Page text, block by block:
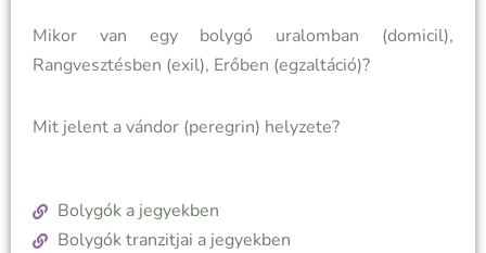
Mikor van egy bolygó uralomban (domicil),
Rangvesztésben (exil), Erőben (egzaltáció)?
Mit jelent a vándor (peregrin) helyzete?
Bolygók a jegyekben
Bolygók tranzitjai a jegyekben